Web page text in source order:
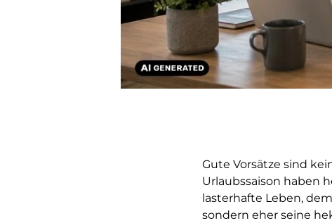
Gute Vorsätze sind
Urlaubssaison haben
lasterhafte Leben,
sondern eher seine